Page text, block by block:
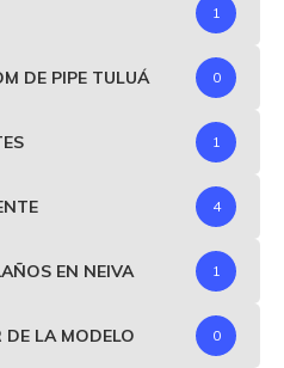
1
DE PIPE TULUÁ 0
1
4
EN NEIVA 1
DE LA MODELO 0